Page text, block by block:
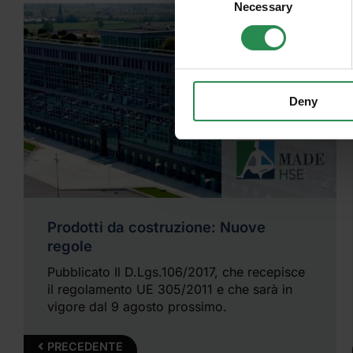
Selection
Necessary
Deny
Prodotti da costruzione: Nuove
regole
Pubblicato Il D.Lgs.106/2017, che recepisce
il regolamento UE 305/2011 e che sarà in
vigore dal 9 agosto prossimo.
PRECEDENTE
ISCRIVITI